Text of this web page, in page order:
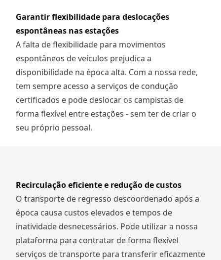
Garantir flexibilidade para deslocações
espontâneas nas estações
A falta de flexibilidade para movimentos
espontâneos de veículos prejudica a
disponibilidade na época alta. Com a nossa rede,
tem sempre acesso a serviços de condução
certificados e pode deslocar os campistas de
forma flexível entre estações - sem ter de criar o
seu próprio pessoal.
Recirculação eficiente e redução de custos
O transporte de regresso descoordenado após a
época causa custos elevados e tempos de
inatividade desnecessários. Pode utilizar a nossa
plataforma para contratar de forma flexível
serviços de transporte para transferir eficazmente